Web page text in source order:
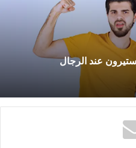
ل
و
ي
ب
عند الرجال